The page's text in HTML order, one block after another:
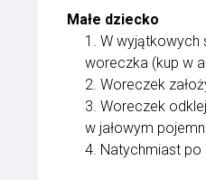
Małe dziecko
1. W wyjątkowych
woreczka (kup w
2. Woreczek
3. Woreczek
w jałowym
4. Natychmiast